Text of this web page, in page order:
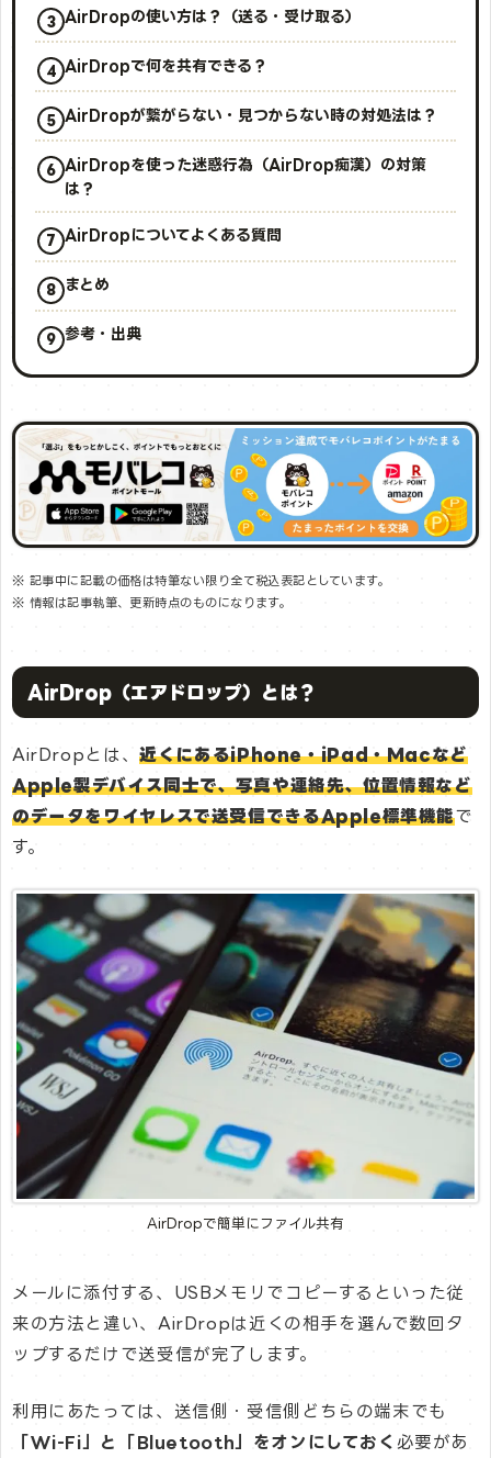
AirDropの使い方は？（送る・受け取る）
AirDropで何を共有できる？
AirDropが繋がらない・見つからない時の対処法は？
AirDropを使った迷惑行為（AirDrop痴漢）の対策
は？
AirDropについてよくある質問
まとめ
参考・出典
※ 記事中に記載の価格は特筆ない限り全て税込表記としています。
※ 情報は記事執筆、更新時点のものになります。
AirDrop（エアドロップ）とは？
AirDropとは、近くにあるiPhone・iPad・Macなど
Apple製デバイス同士で、写真や連絡先、位置情報など
のデータをワイヤレスで送受信できるApple標準機能で
す。
AirDropで簡単にファイル共有
メールに添付する、USBメモリでコピーするといった従
来の方法と違い、AirDropは近くの相手を選んで数回タ
ップするだけで送受信が完了します。
利用にあたっては、送信側・受信側どちらの端末でも
「Wi-Fi」と「Bluetooth」をオンにしておく 必要があ